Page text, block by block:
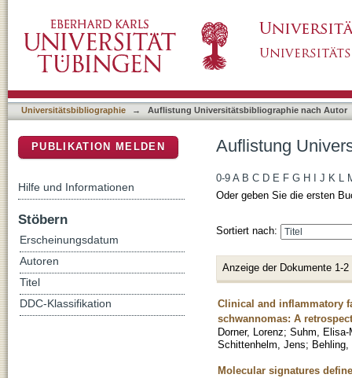
Universitätsbibliographie → Auflistung Universitätsbibliographie nach Autor
Auflistung
0-9 A B C D E F G H J K L
Oder geben Sie die ersten
Sortiert nach:
Anzeige der Dokumente 1-2
Clinical and inflammatory
schwannomas: A
Dorner, Lorenz; Suhm, Elisa-
Schittenhelm, Jens; Behling,
Molecular signatures
PUBLIKATION MELDEN
Hilfe und Informationen
Stöbern
Erscheinungsdatum
Autoren
Titel
DDC-Klassifikation